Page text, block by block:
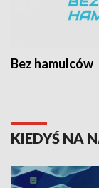
Bez hamulców
KIEDYŚ NA